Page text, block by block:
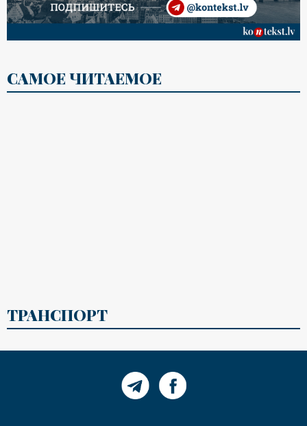
САМОЕ ЧИТАЕМОЕ
ТРАНСПОРТ